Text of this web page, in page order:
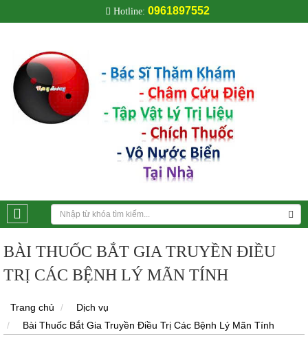
Hotline: 0961897552
BÀI THUỐC BẮT GIA TRUYỀN ĐIỀU
TRỊ CÁC BỆNH LÝ MÃN TÍNH
Trang chủ
Dịch vụ
Bài Thuốc Bắt Gia Truyền Điều Trị Các Bệnh Lý Mãn Tính